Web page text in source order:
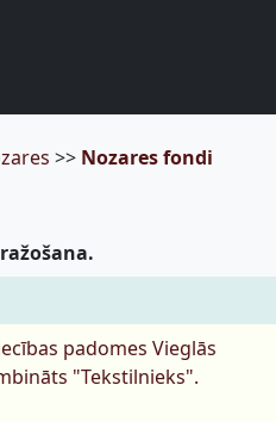
>> Nozares fondi
padomes Vieglās
"Tekstilnieks".